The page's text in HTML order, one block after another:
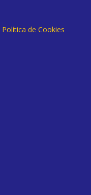
Política de Cookies